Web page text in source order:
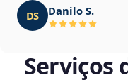
DS Danilo S.
Serviços